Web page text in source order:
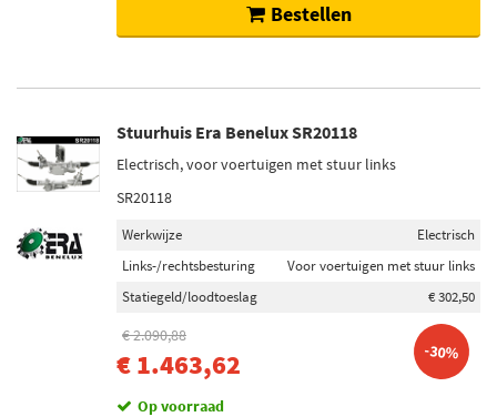
Bestellen
Stuurhuis Era Benelux SR20118
Electrisch, voor voertuigen met stuur links
SR20118
Werkwijze
Electrisch
Links-/rechtsbesturing
Voor voertuigen met stuur links
Statiegeld/loodtoeslag
€ 302,50
€ 2.090,88
€ 1.463,62 -30%
Op voorraad